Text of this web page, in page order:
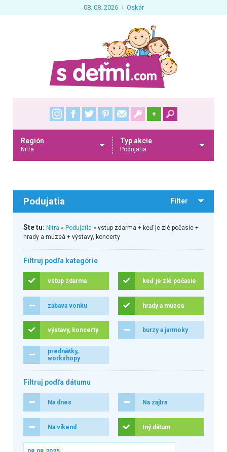
08. 08. 2026 Oskár
+
Región
Nitra
Typ akcie
Podujatia
Podujatia Filter
Ste tu: Nitra » Podujatia » vstup zdarma + keď je zlé počasie +
hrady a múzeá + výstavy, koncerty
Filtruj podľa kategórie
vstup zdarma keď je zlé počasie
zábava vonku hrady a múzeá
výstavy, koncerty burzy a jarmoky
prednášky,
workshopy
Filtruj podľa dátumu
Na dnes Na zajtra
Na víkend Iný dátum